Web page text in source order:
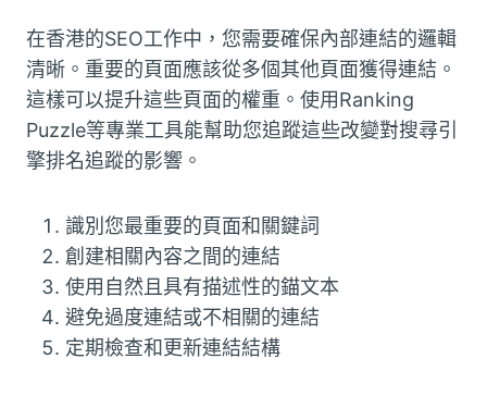
在香港的SEO工作中，您需要確保內部連結的邏輯
清晰。重要的頁面應該從多個其他頁面獲得連結。
這樣可以提升這些頁面的權重。使用Ranking
Puzzle等專業工具能幫助您追蹤這些改變對搜尋引
擎排名追蹤的影響。
識別您最重要的頁面和關鍵詞
創建相關內容之間的連結
使用自然且具有描述性的錨文本
避免過度連結或不相關的連結
定期檢查和更新連結結構